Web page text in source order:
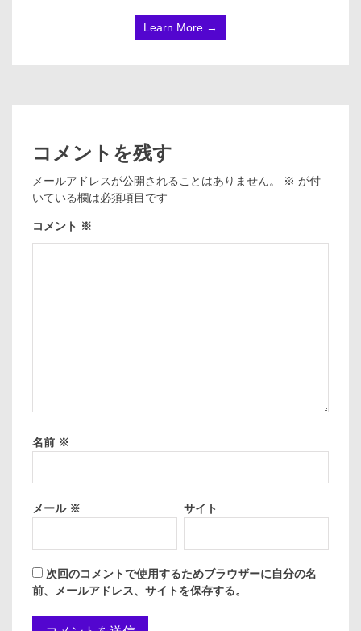
Learn More →
コメントを残す
メールアドレスが公開されることはありません。 ※ が付
いている欄は必須項目です
コメント ※
名前 ※
メール ※ サイト
次回のコメントで使用するためブラウザーに自分の名
前、メールアドレス、サイトを保存する。